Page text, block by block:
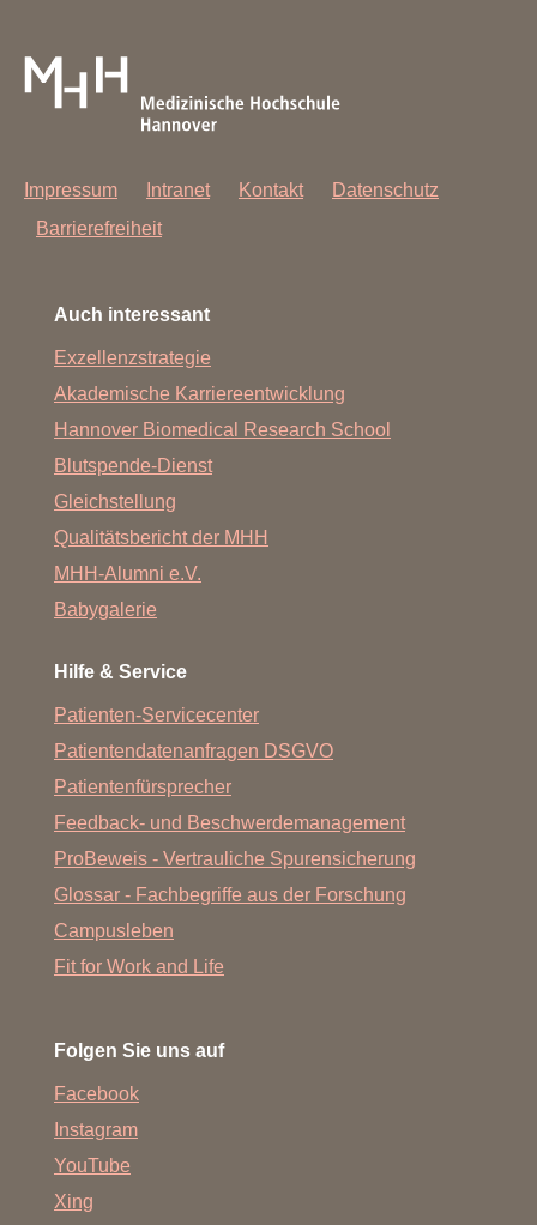
Impressum Intranet Kontakt
Datenschutz
Barrierefreiheit
Auch interessant
Exzellenzstrategie
Akademische Karriereentwicklung
Hannover Biomedical Research School
Blutspende-Dienst
Gleichstellung
Qualitätsbericht der MHH
MHH-Alumni e.V.
Babygalerie
Hilfe & Service
Patienten-Servicecenter
Patientendatenanfragen DSGVO
Patientenfürsprecher
Feedback- und Beschwerdemanagement
ProBeweis - Vertrauliche Spurensicherung
Glossar - Fachbegriffe aus der Forschung
Campusleben
Fit for Work and Life
Folgen Sie uns auf
Facebook
Instagram
YouTube
Xing